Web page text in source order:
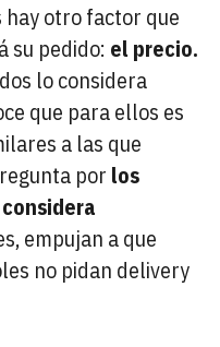
hay otro factor que
su pedido: el precio.
lo considera
que para ellos es
a las que
por los
empujan a que
no pidan delivery